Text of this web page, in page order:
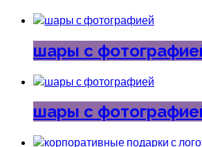
шары с
шары с